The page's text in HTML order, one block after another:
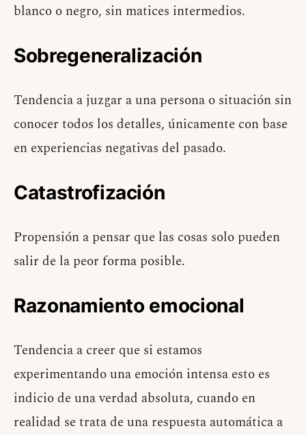
blanco o negro, sin matices intermedios.
Sobregeneralización
Tendencia a juzgar a una persona o situación sin
conocer todos los detalles, únicamente con base
en experiencias negativas del pasado.
Catastrofización
Propensión a pensar que las cosas solo pueden
salir de la peor forma posible.
Razonamiento emocional
Tendencia a creer que si estamos
experimentando una emoción intensa esto es
indicio de una verdad absoluta, cuando en
realidad se trata de una respuesta automática a